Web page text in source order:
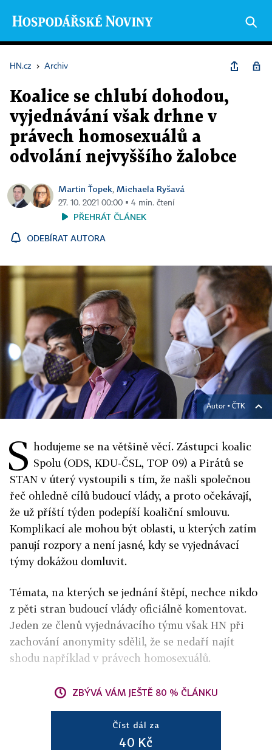
HN.cz › Archiv
Koalice se chlubí dohodou,
vyjednávání však drhne v
právech homosexuálů a
odvolání nejvyššího žalobce
Martin Ťopek, Michaela Ryšavá
27. 10. 2021 00:00 ▪ 4 min. čtení
PŘEHRÁT ČLÁNEK
ODEBÍRAT AUTORA
Autor ▪ ČTK
S hodujeme se na většině věcí. Zástupci koalic
Spolu (ODS, KDU-ČSL, TOP 09) a Pirátů se
STAN v úterý vystoupili s tím, že našli společnou
řeč ohledně cílů budoucí vlády, a proto očekávají,
že už příští týden podepíší koaliční smlouvu.
Komplikací ale mohou být oblasti, u kterých zatím
panují rozpory a není jasné, kdy se vyjednávací
týmy dokážou domluvit.
Témata, na kterých se jednání štěpí, nechce nikdo
z pěti stran budoucí vlády oficiálně komentovat.
Jeden ze členů vyjednávacího týmu však HN při
zachování anonymity sdělil, že se nedaří najít
shodu například v právech homosexuálů.
ZBÝVÁ VÁM JEŠTĚ 80 % ČLÁNKU
Číst dál za
40 Kč